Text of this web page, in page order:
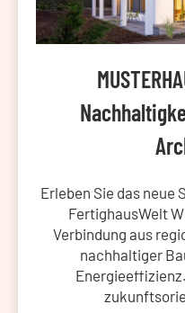
Erleben Sie das neue
FertighausWelt
Verbindung aus
nachhaltiger